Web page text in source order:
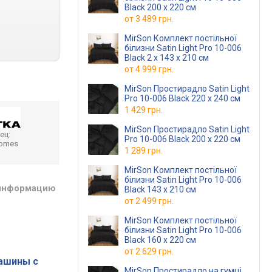
с
Black 200 x 220 см
от3 489 грн.
MirSon Комплект постільної
білизни Satin Light Pro 10-006
Black 2 x 143 x 210 см
от4 999 грн.
MirSon Простирадло Satin Light
Pro 10-006 Black 220 х 240 см
1 429 грн.
MirSon Простирадло Satin Light
Pro 10-006 Black 200 х 220 см
1 289 грн.
MirSon Комплект постільної
білизни Satin Light Pro 10-006
Black 143 x 210 см
от2 499 грн.
MirSon Комплект постільної
білизни Satin Light Pro 10-006
Black 160 x 220 см
от2 629 грн.